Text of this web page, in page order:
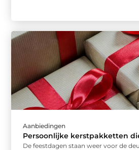
Aanbiedingen
Persoonlijke kerstpakketten
De feestdagen staan weer voor de